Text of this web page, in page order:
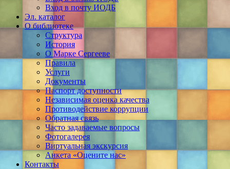
Вход в почту ИОДБ
Эл. каталог
О библиотеке
Структура
История
О Марке Сергееве
Правила
Услуги
Документы
Паспорт доступности
Независимая оценка качества
Противодействие коррупции
Обратная связь
Часто задаваемые вопросы
Фотогалерея
Виртуальная экскурсия
Анкета «Оцените нас»
Контакты